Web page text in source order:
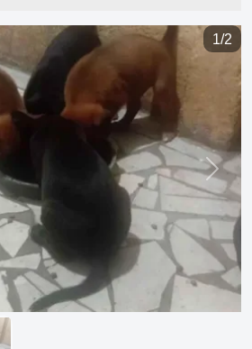
1/2
Next